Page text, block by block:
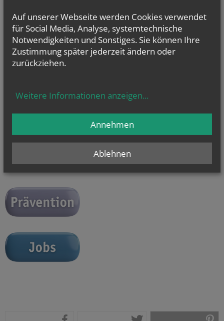
Security token
Security token
Security token
Verification code
Verification code
Unsere Öffnungszeiten:
Du erreichst uns auch unter
junge.kirche@edw.or.at
Auf unserer Webseite werden Cookies verwendet
für Social Media, Analyse, systemtechnische
Notwendigkeiten und Sonstiges. Sie können Ihre
Zustimmung später jederzeit ändern oder
zurückziehen.
Weitere Informationen anzeigen...
Ablehnen
Annehmen